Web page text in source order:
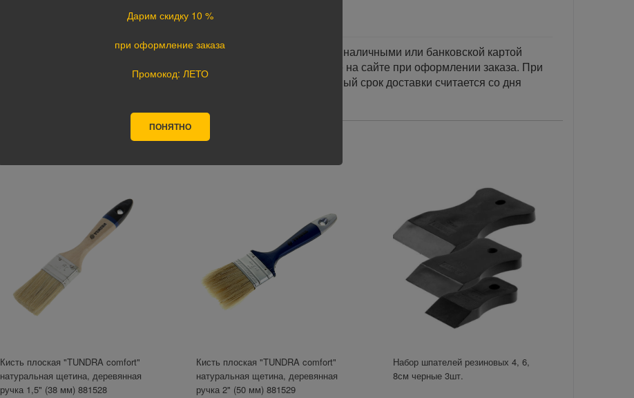
Оплата
Оплата заказа осуществляется наличными или банковской картой
курьеру при получении, а также на сайте при оформлении заказа. При
оплате картой на сайте указанный срок доставки считается со дня
Кисть плоская "TUNDRA comfort"
натуральная щетина, деревянная
ручка 1,5" (38 мм) 881528
Кисть плоская "TUNDRA comfort"
натуральная щетина, деревянная
ручка 2" (50 мм) 881529
Набор шпателей резиновых 4, 6,
8см черные 3шт.
Дарим скидку 10 %
при оформление заказа
Промокод: ЛЕТО
ПОНЯТНО